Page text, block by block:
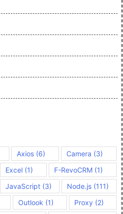
Axios(6) Camera (3)
Excel (1) F-RevoCRM (1)
JavaScript (3) Node.js (111)
Outlook (1) Proxy (2)